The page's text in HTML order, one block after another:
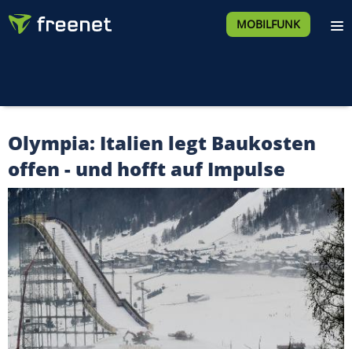
MOBILFUNK
Olympia: Italien legt Baukosten
offen - und hofft auf Impulse